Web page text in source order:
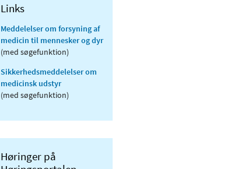
Links
Meddelelser om forsyning af
medicin til mennesker og dyr
(med søgefunktion)
Sikkerhedsmeddelelser om
medicinsk udstyr
(med søgefunktion)
Høringer på